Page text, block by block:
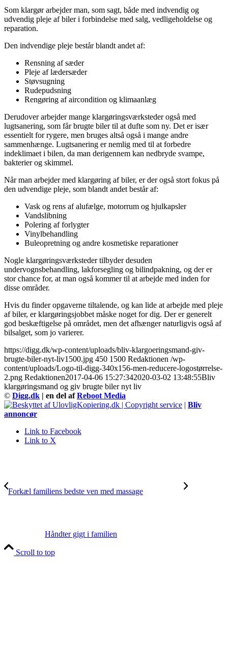
Som klargør arbejder man, som sagt, både med indvendig og
udvendig pleje af biler i forbindelse med salg, vedligeholdelse og
reparation.
Den indvendige pleje består blandt andet af:
Rensning af sæder
Pleje af lædersæder
Støvsugning
Rudepudsning
Rengøring af aircondition og klimaanlæg
Derudover arbejder mange klargøringsværksteder også med
lugtsanering, som får brugte biler til at dufte som ny. Det er især
essentielt for rygere, men bruges altså også i mange andre
sammenhænge. Lugtsanering er nemlig med til at forbedre
indeklimaet i bilen, da man derigennem kan nedbryde svampe,
bakterier og skimmel.
Når man arbejder med klargøring af biler, er der også stort fokus på
den udvendige pleje, som blandt andet består af:
Vask og rens af alufælge, motorrum og hjulkapsler
Vandslibning
Polering af forlygter
Vinylbehandling
Buleopretning og andre kosmetiske reparationer
Nogle klargøringsværksteder tilbyder desuden
undervognsbehandling, lakforsegling og bilindpakning, og der er
stor chance for, at man også kommer til at arbejde med inden for
disse områder.
Hvis du finder opgaverne tiltalende, og kan lide at arbejde med pleje
af biler, er klargøringsjobbet måske noget for dig. Der er generelt
god beskæftigelse på området, men det afhænger naturligvis også af
bilsalget, som jo varierer.
https://digg.dk/wp-content/uploads/bliv-klargoeringsmand-giv-
brugte-biler-nyt-liv1500.jpg 450 1500 Redaktionen /wp-
content/uploads/Logo-til-digg-340x156-men-reducere-logostørrelse-
2.png Redaktionen2017-04-06 15:27:342020-03-02 13:48:55Bliv
klargøringsmand og giv brugte biler nyt liv
© Digg.dk | en del afReboot Media
| Bliv
annoncør
Link to Facebook
Link to X
Forkæl familiens bedste ven med massage
Håndter gigt i familien
Scroll to top